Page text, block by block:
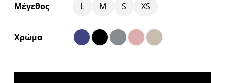
Μέγεθος L M S XS
Χρώμα